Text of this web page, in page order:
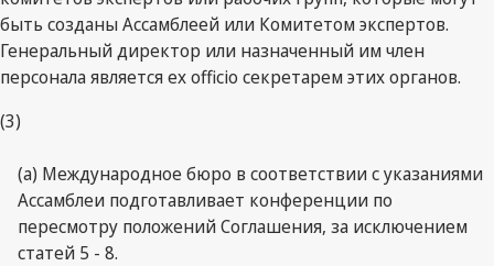
быть созданы Ассамблеей или Комитетом экспертов.
Генеральный директор или назначенный им член
персонала является ex officio секретарем этих органов.
(3)
(a) Международное бюро в соответствии с указаниями
Ассамблеи подготавливает конференции по
пересмотру положений Соглашения, за исключением
статей 5 - 8.